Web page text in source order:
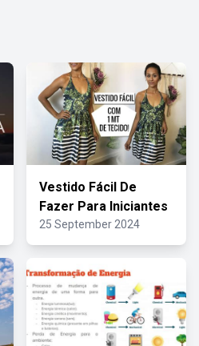
Vestido Fácil De
Fazer Para Iniciantes
25 September 2024